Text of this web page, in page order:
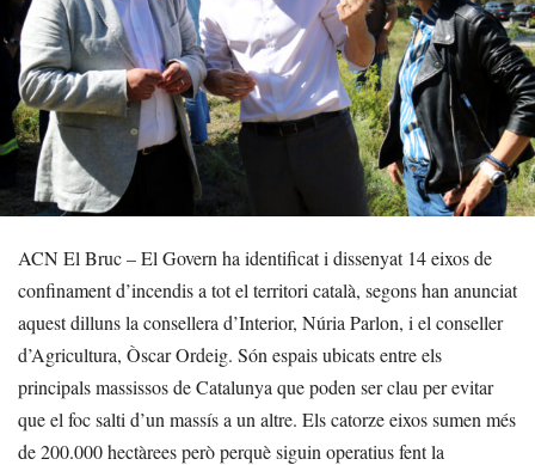
ACN El Bruc – El Govern ha identificat i dissenyat 14 eixos de
confinament d’incendis a tot el territori català, segons han anunciat
aquest dilluns la consellera d’Interior, Núria Parlon, i el conseller
d’Agricultura, Òscar Ordeig. Són espais ubicats entre els
principals massissos de Catalunya que poden ser clau per evitar
que el foc salti d’un massís a un altre. Els catorze eixos sumen més
de 200.000 hectàrees però perquè siguin operatius fent la